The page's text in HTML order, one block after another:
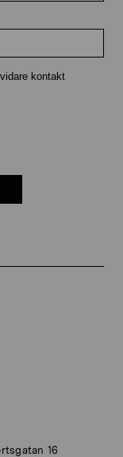
kontakt
16